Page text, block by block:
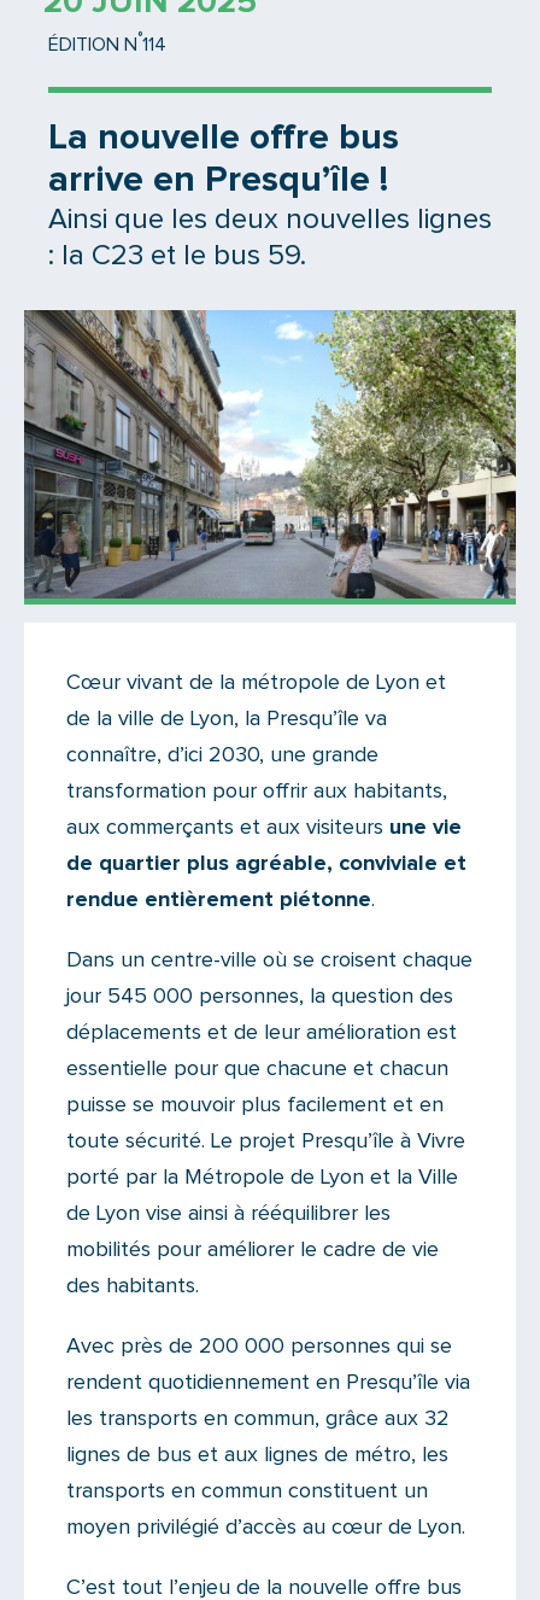
ÉDITION N °114
La nouvelle offre bus
arrive en Presqu’île !
Ainsi que les deux nouvelles lignes
: la C23 et le bus 59.
Il n'y a aucun commentaire...
Ajoutez le vôtre
Cœur vivant de la métropole de Lyon et
de la ville de Lyon, la Presqu’île va
connaître, d’ici 2030, une grande
transformation pour offrir aux habitants,
aux commerçants et aux visiteurs une vie
de quartier plus agréable, conviviale et
rendue entièrement piétonne.
Dans un centre-ville où se croisent chaque
jour 545 000 personnes, la question des
déplacements et de leur amélioration est
essentielle pour que chacune et chacun
puisse se mouvoir plus facilement et en
toute sécurité. Le projet Presqu’île à Vivre
porté par la Métropole de Lyon et la Ville
de Lyon vise ainsi à rééquilibrer les
mobilités pour améliorer le cadre de vie
des habitants.
Avec près de 200 000 personnes qui se
rendent quotidiennement en Presqu’île via
les transports en commun, grâce aux 32
lignes de bus et aux lignes de métro, les
transports en commun constituent un
moyen privilégié d’accès au cœur de Lyon.
C’est tout l’enjeu de la nouvelle offre bus